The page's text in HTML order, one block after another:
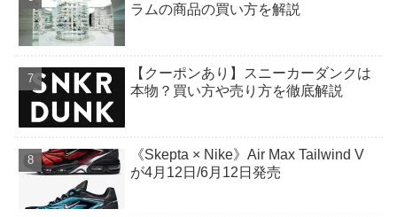
ラムの商品の買い方を解説
【クーポンあり】スニーカーダンクは
本物？買い方や売り方を徹底解説
《Skepta × Nike》Air Max Tailwind V
が4月12日/6月12日発売